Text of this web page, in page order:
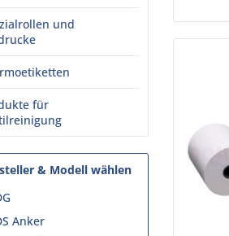
und
für
& Modell wählen
Anker